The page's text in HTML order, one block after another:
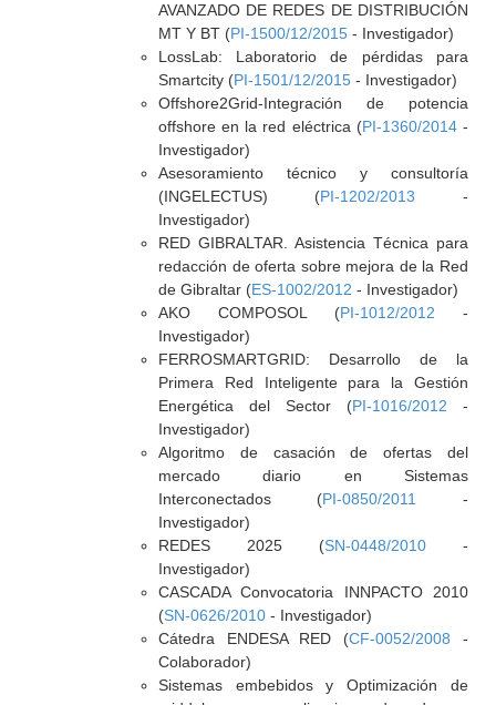
AVANZADO DE REDES DE DISTRIBUCIÓN
MT Y BT (PI-1500/12/2015- Investigador)
LossLab: Laboratorio de pérdidas para
Smartcity (PI-1501/12/2015- Investigador)
Offshore2Grid-Integración de potencia
offshore en la red eléctrica (PI-1360/2014-
Investigador)
Asesoramiento técnico y consultoría
(INGELECTUS) (PI-1202/2013 -
Investigador)
RED GIBRALTAR. Asistencia Técnica para
redacción de oferta sobre mejora de la Red
de Gibraltar (ES-1002/2012 - Investigador)
AKO COMPOSOL (PI-1012/2012 -
Investigador)
FERROSMARTGRID: Desarrollo de la
Primera Red Inteligente para la Gestión
Energética del Sector (PI-1016/2012 -
Investigador)
Algoritmo de casación de ofertas del
mercado diario en Sistemas
Interconectados (PI-0850/2011
-
Investigador)
REDES 2025 (SN-0448/2010-
Investigador)
CASCADA Convocatoria INNPACTO 2010
(SN-0626/2010- Investigador)
Cátedra ENDESA RED (CF-0052/2008 -
Colaborador)
Sistemas embebidos y Optimización de